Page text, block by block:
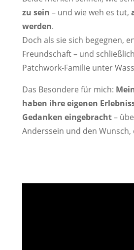
zu sein – und wie weh es tut,
werden.
Doch als sie sich begegnen,
Freundschaft – und
Patchwork-Familie unter
Das Besondere für mich:
haben ihre eigenen
Gedanken eingebracht–
Anderssein und den Wunsch,